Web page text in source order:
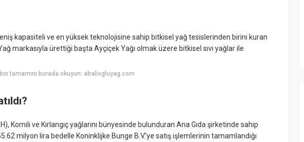
kapasiteli ve en yüksek teknolojisine sahip bitkisel yağ tesislerinden birini kuran
markasıyla ürettiği başta Ayçiçek Yağı olmak üzere bitkisel sıvı yağlar ile
tamamını burada okuyun: abaliogluyag.com
Komili ve Kırlangıç yağlarını bünyesinde bulunduran Ana Gıda şirketinde sahip
milyon lira bedelle Koninklijke Bunge B.V.'ye satış işlemlerinin tamamlandığı